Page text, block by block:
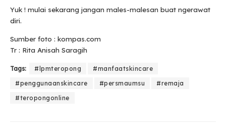
Yuk ! mulai sekarang jangan males-malesan buat ngerawat
diri.
Sumber foto : kompas.com
Tr : Rita Anisah Saragih
Tags: #lpmteropong
#manfaatskincare
#penggunaanskincare
#persmaumsu
#remaja
#teropongonline